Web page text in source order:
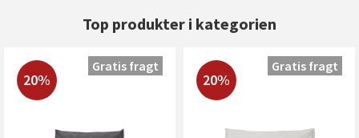
Top produkter i kategorien
20%
Gratis fragt
20%
Gratis fragt